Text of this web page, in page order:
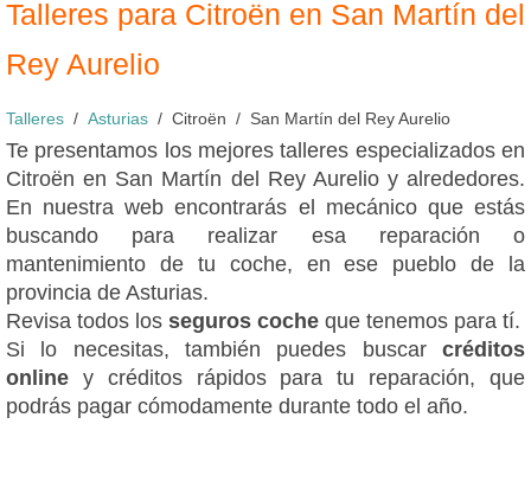
Talleres para Citroën en San Martín del
Rey Aurelio
Talleres Asturias Citroën San Martín del Rey Aurelio
Te presentamos los mejores talleres especializados en
Citroën en San Martín del Rey Aurelio y alrededores.
En nuestra web encontrarás el mecánico que estás
buscando para realizar esa reparación o
mantenimiento de tu coche, en ese pueblo de la
provincia de Asturias.
Revisa todos los seguros coche que tenemos para tí.
Si lo necesitas, también puedes buscar créditos
online y créditos rápidos para tu reparación, que
podrás pagar cómodamente durante todo el año.